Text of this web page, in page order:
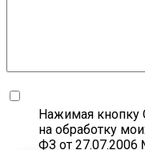
Нажимая кнопку
на обработку
ФЗ от 27.07.2006